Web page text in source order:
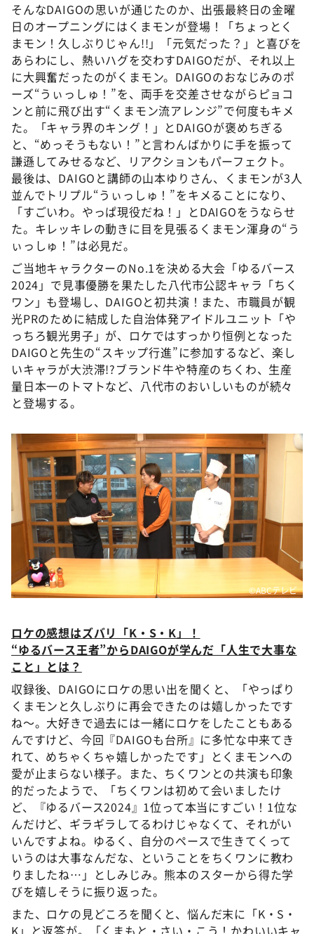
そんなDAIGOの思いが通じたのか、出張最終日の金曜
日のオープニングにはくまモンが登場！「ちょっとく
まモン！久しぶりじゃん!!」「元気だった？」と喜びを
あらわにし、熱いハグを交わすDAIGOだが、それ以上
に大興奮だったのがくまモン。DAIGOのおなじみのポ
ーズ“うぃっしゅ！”を、両手を交差させながらピョコ
ンと前に飛び出す“くまモン流アレンジ”で何度もキメ
た。「キャラ界のキング！」とDAIGOが褒めちぎる
と、“めっそうもない！”と言わんばかりに手を振って
謙遜してみせるなど、リアクションもパーフェクト。
最後は、DAIGOと講師の山本ゆりさん、くまモンが3人
並んでトリプル“うぃっしゅ！”をキメることになり、
「すごいわ。やっぱ現役だね！」とDAIGOをうならせ
た。キレッキレの動きに目を見張るくまモン渾身の“う
ぃっしゅ！”は必見だ。
ご当地キャラクターのNo.1を決める大会「ゆるバース
2024」で見事優勝を果たした八代市公認キャラ「ちく
ワン」も登場し、DAIGOと初共演！また、市職員が観
光PRのために結成した自治体発アイドルユニット「や
っちろ観光男子」が、ロケではすっかり恒例となった
DAIGOと先生の“スキップ行進”に参加するなど、楽し
いキャラが大渋滞!?ブランド牛や特産のちくわ、生産
量日本一のトマトなど、八代市のおいしいものが続々
と登場する。
©ABCテレビ
ロケの感想はズバリ「K・S・K」！
“ゆるバース王者”からDAIGOが学んだ「人生で大事な
こと」とは？
収録後、DAIGOにロケの思い出を聞くと、「やっぱり
くまモンと久しぶりに再会できたのは嬉しかったです
ね～。大好きで過去には一緒にロケをしたこともある
んですけど、今回『DAIGOも台所』に多忙な中来てき
れて、めちゃくちゃ嬉しかったです」とくまモンへの
愛が止まらない様子。また、ちくワンとの共演も印象
的だったようで、「ちくワンは初めて会いましたけ
ど、『ゆるバース2024』1位って本当にすごい！1位な
んだけど、ギラギラしてるわけじゃなくて、それがい
いんですよね。ゆるく、自分のペースで生きてくって
いうのは大事なんだな、ということをちくワンに教わ
りましたね…」としみじみ。熊本のスターから得た学
びを嬉しそうに振り返った。
また、ロケの見どころを聞くと、悩んだ末に「K・S・
K」と返答が。「くまもと・さい・こう！かわいいキャ